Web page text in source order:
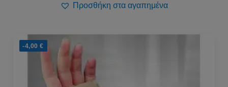
Προσθήκη στα αγαπημένα
-4,00€